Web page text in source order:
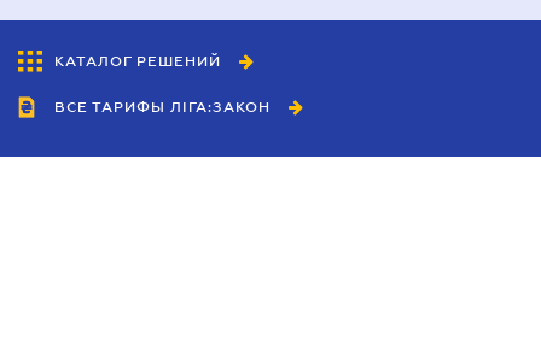
КАТАЛОГ РЕШЕНИЙ
ВСЕ ТАРИФЫ ЛІГА:ЗАКОН